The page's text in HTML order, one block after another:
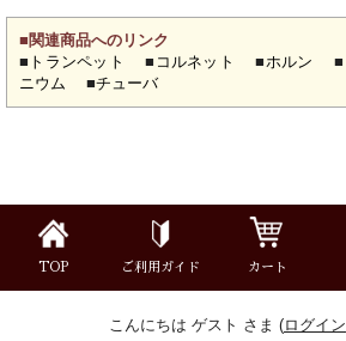
■関連商品へのリンク
■ トランペット ■ コルネット ■ ホルン ■
ニウム ■チューバ
TOP ご利用ガイド カート
こんにちは ゲスト さま (ログイン